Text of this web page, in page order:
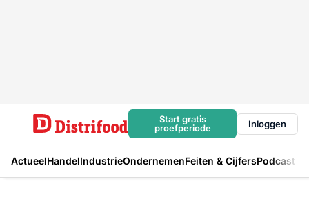
Start gratis
proefperiode
Inloggen
ActueelHandelIndustrieOndernemenFeiten & CijfersPodcast